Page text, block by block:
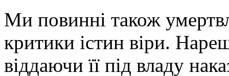
Ми повинні також
критики істин віри.
віддаючи її під владу